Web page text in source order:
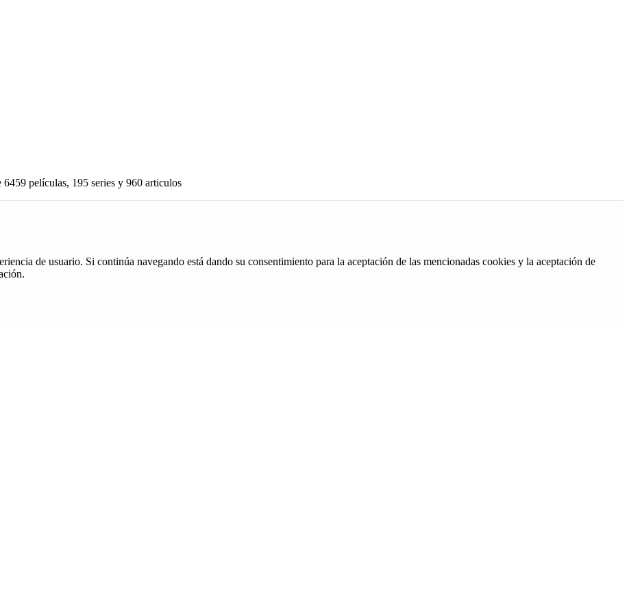
películas, 195 series y 960 articulos
de usuario. Si continúa navegando está dando su consentimiento para la aceptación de las mencionadas cookies y la aceptación de